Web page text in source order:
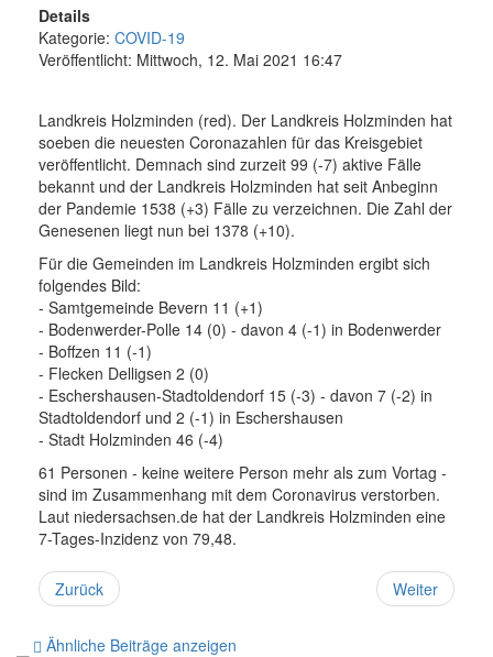
Details
Kategorie: COVID-19
Veröffentlicht: Mittwoch, 12. Mai 2021 16:47
Landkreis Holzminden (red). Der Landkreis Holzminden hat
soeben die neuesten Coronazahlen für das Kreisgebiet
veröffentlicht. Demnach sind zurzeit 99 (-7) aktive Fälle
bekannt und der Landkreis Holzminden hat seit Anbeginn
der Pandemie 1538 (+3) Fälle zu verzeichnen. Die Zahl der
Genesenen liegt nun bei 1378 (+10).
Für die Gemeinden im Landkreis Holzminden ergibt sich
folgendes Bild:
- Samtgemeinde Bevern 11 (+1)
- Bodenwerder-Polle 14 (0) - davon 4 (-1) in Bodenwerder
- Boffzen 11 (-1)
- Flecken Delligsen 2 (0)
- Eschershausen-Stadtoldendorf 15 (-3) - davon 7 (-2) in
Stadtoldendorf und 2 (-1) in Eschershausen
- Stadt Holzminden 46 (-4)
61 Personen - keine weitere Person mehr als zum Vortag -
sind im Zusammenhang mit dem Coronavirus verstorben.
Laut niedersachsen.de hat der Landkreis Holzminden eine
7-Tages-Inzidenz von 79,48.
Zurück Weiter
Ähnliche Beiträge anzeigen